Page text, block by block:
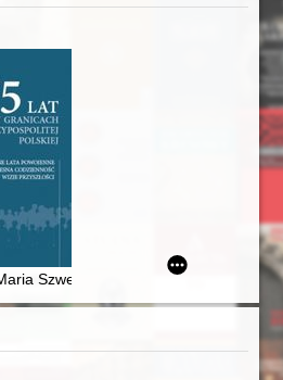
w XI-XV wieku
Szwengrub-Judenko (1922-1996)